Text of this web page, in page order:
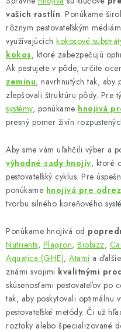
e
p
r
v
k
y
v
ý
p
i
s
u
vašich rastlín. Ponúkame
rôznym pestovateľským
využívajúcich kokosové
kokos, ktoré zabezpečujú
Ak pestujete v pôde, určite
zeminu, navrhnutých tak, aby
zlepšovali štruktúru pôdy. Pre
systémy, ponúkame hnojivá
presný pomer živín
Aby sme vám uľahčili výber a
výhodné sady hnojív, ktoré
pestovateľský cyklus. Pre
ponúkame hnojivá pre
tvorbu silného koreňového
Ponúkame hnojivá od
Nutrients, Plagron, Biobizz,
Aquatica (GHE), Atami a
známi svojimi kvalitnými
skúsenosťami pestovateľov po
tak, aby poskytovali optimálnu
pestovateľské metódy. Či už
roztoky alebo špecializované